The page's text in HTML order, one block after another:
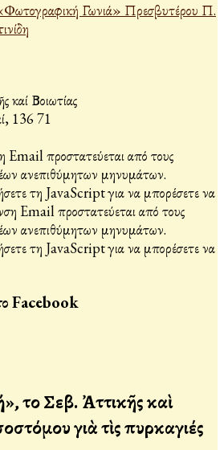
Γωνιά» Πρεσβυτέρου Π.
καί Βοιωτίας
136 71
Email προστατεύεται από τους
ανεπιθύμητων μηνυμάτων.
τη JavaScript για να μπορέσετε να
Email προστατεύεται από τους
ανεπιθύμητων μηνυμάτων.
τη JavaScript για να μπορέσετε να
Facebook
τοῦ Σεβ. Ἀττικῆς καὶ
γιὰ τὶς πυρκαγιές